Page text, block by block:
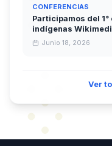
CONFERENCIAS
Participamos del
indígenas
Junio 18, 2026
Ver